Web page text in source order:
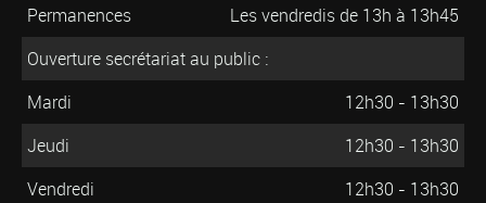
Permanences
Les vendredis de 13h à 13h45
Ouverture secrétariat au public :
Mardi
12h30 - 13h30
Jeudi
12h30 - 13h30
Vendredi
12h30 - 13h30